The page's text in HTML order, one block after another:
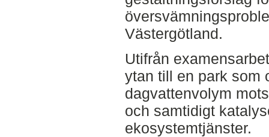
Västergötland.
Utifrån
ytan till en park som
dagvattenvolym
och samtidigt
ekosystemtjänster.